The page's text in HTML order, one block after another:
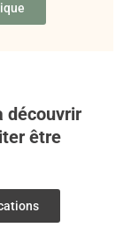
découvrir
être